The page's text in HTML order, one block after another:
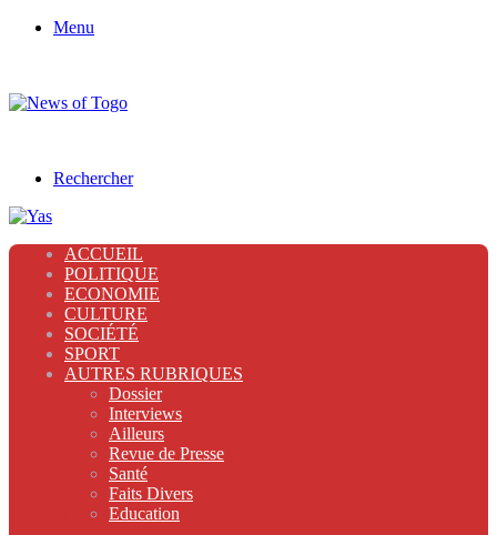
Menu
Rechercher
ACCUEIL
POLITIQUE
ECONOMIE
CULTURE
SOCIÉTÉ
SPORT
AUTRES RUBRIQUES
Dossier
Interviews
Ailleurs
Revue de Presse
Santé
Faits Divers
Education